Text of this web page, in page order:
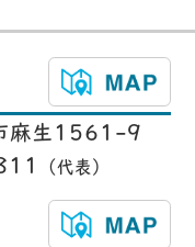
麻生1561-9
（代表）